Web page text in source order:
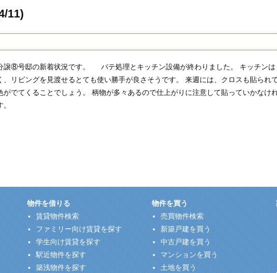
11)
譲⑧号邸の新着状況です。 パテ処理とキッチン設備が終わりました。 キッチンは
、リビングを見渡せるとても使い勝手が良さそうです。 来週には、クロスも貼られ
がでてくることでしょう。 柄物が多々あるので仕上がりに注意して貼っていかなけ
物件を借りる
賃貸物件検索
ファミリー向け賃貸を探す
学生向け賃貸を探す
駅近物件を探す
築浅物件を探す
物件を買う
売買物件検索
新築戸建を買う
中古戸建を買う
マンションを買う
土地を買う